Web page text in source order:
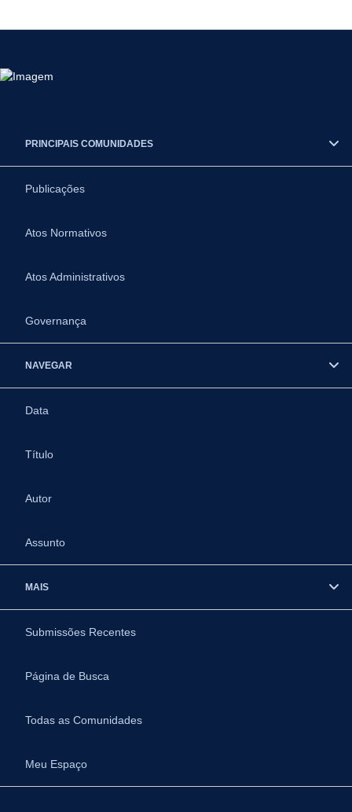
PRINCIPAIS COMUNIDADES
Publicações
Atos Normativos
Atos Administrativos
Governança
NAVEGAR
Data
Título
Autor
Assunto
MAIS
Submissões Recentes
Página de Busca
Todas as Comunidades
Meu Espaço